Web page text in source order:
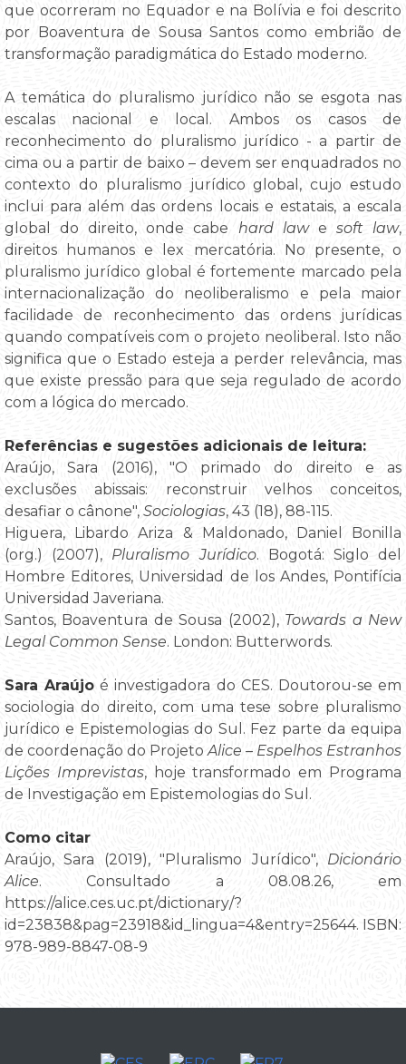
que ocorreram no Equador e na Bolívia e foi descrito
por Boaventura de Sousa Santos como embrião de
transformação paradigmática do Estado moderno.
A temática do pluralismo jurídico não se esgota nas
escalas nacional e local. Ambos os casos de
reconhecimento do pluralismo jurídico - a partir de
cima ou a partir de baixo – devem ser enquadrados no
contexto do pluralismo jurídico global, cujo estudo
inclui para além das ordens locais e estatais, a escala
global do direito, onde cabe hard law e soft law,
direitos humanos e lex mercatória. No presente, o
pluralismo jurídico global é fortemente marcado pela
internacionalização do neoliberalismo e pela maior
facilidade de reconhecimento das ordens jurídicas
quando compatíveis com o projeto neoliberal. Isto não
significa que o Estado esteja a perder relevância, mas
que existe pressão para que seja regulado de acordo
com a lógica do mercado.
Referências e sugestões adicionais de leitura:
Araújo, Sara (2016), "O primado do direito e as
exclusões abissais: reconstruir velhos conceitos,
desafiar o cânone", Sociologias, 43 (18), 88-115.
Higuera, Libardo Ariza & Maldonado, Daniel Bonilla
(org.) (2007), Pluralismo Jurídico. Bogotá: Siglo del
Hombre Editores, Universidad de los Andes, Pontifícia
Universidad Javeriana.
Santos, Boaventura de Sousa (2002), Towards a New
Legal Common Sense. London: Butterwords.
Sara Araújo é investigadora do CES. Doutorou-se em
sociologia do direito, com uma tese sobre pluralismo
jurídico e Epistemologias do Sul. Fez parte da equipa
de coordenação do Projeto Alice – Espelhos Estranhos
Lições Imprevistas, hoje transformado em Programa
de Investigação em Epistemologias do Sul.
Como citar
Araújo, Sara (2019), "Pluralismo Jurídico", Dicionário
Alice. Consultado a 08.08.26, em
https://alice.ces.uc.pt/dictionary/?
id=23838&pag=23918&id_lingua=4&entry=25644. ISBN:
978-989-8847-08-9